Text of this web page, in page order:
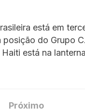
está em
do Grupo
está na
Próximo